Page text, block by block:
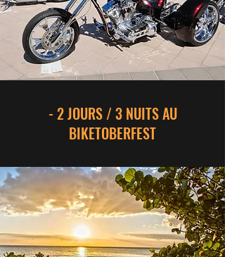
- 2 JOURS / 3 NUITS AU
BIKETOBERFEST